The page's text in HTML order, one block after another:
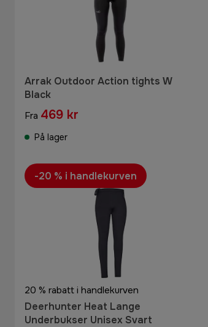
Arrak Outdoor Action tights W
Black
Fra 469 kr
På lager
20 % rabatt i handlekurven
Deerhunter Heat Lange
Underbukser Unisex Svart
-20 % i handlekurven